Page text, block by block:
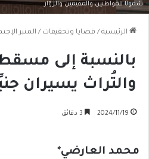
شمولًا للمواطنين والمقيمين والزوّار.
الرئيسية / قضايا وتحقيقات / المنبر
بالنسبة إلى
والتُراث يسيران
2024/11/19
محمد العارضي*